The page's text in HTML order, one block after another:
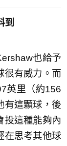
到
也給予
很有威力。而
英里（約156
有這顆球，後
投這種能夠內
在思考其他球